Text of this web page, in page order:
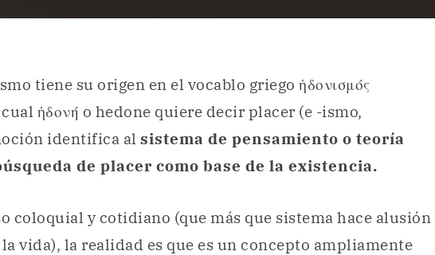
tiene su origen en el vocablo griego ἡδονισμός
ἡδονή o hedone quiere decir placer (e -ismo,
identifica al sistema de pensamiento o teoría
de placer como base de la existencia.
coloquial y cotidiano (que más que sistema hace alusión
vida), la realidad es que es un concepto ampliamente